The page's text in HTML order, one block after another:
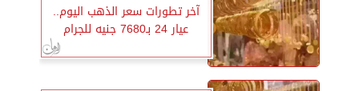
آخر تطورات سعر الذهب اليوم..
عيار 24 بـ7680 جنيه للجرام